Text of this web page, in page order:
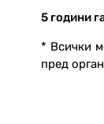
5 години
* Всички
пред